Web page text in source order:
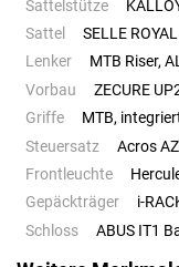
Sattelstütze
Sattel
SELLE
Lenker
MTB Riser,
Vorbau
ZECURE
Griffe
MTB,
Steuersatz
Acros
Frontleuchte
Gepäckträger
i-
Schloss
ABUS IT1